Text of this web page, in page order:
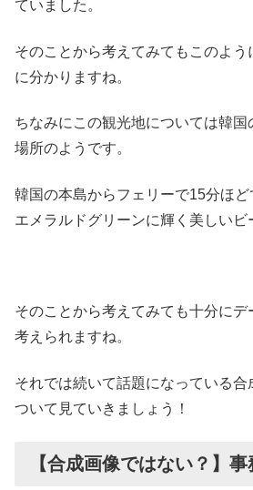
ていました。
そのことから考えてみてもこのよ
に分かりますね。
ちなみにこの観光地については韓国
場所のようです。
韓国の本島からフェリーで15分ほ
エメラルドグリーンに輝く美しいビ
そのことから考えてみても十分に
考えられますね。
それでは続いて話題になっている合
ついて見ていきましょう！
【合成画像ではない？】事